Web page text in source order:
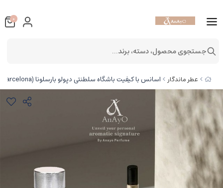
عطر ماندگار اسانس با کیفیت باشگاه سلطنتی دپولو بارسلونا (Royal Club De Polo Barcelona)
0
جستجوی محصول، دسته، برند...